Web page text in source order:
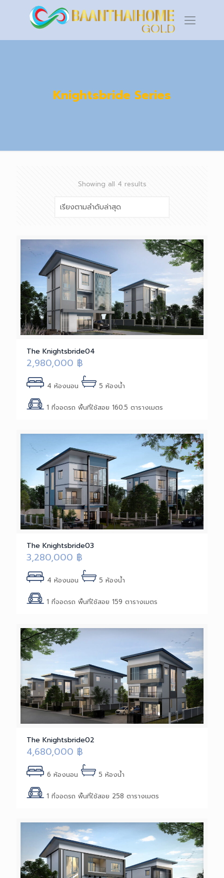
Knightsbride Series
Showing all 4 resultsSorted
The Knightsbride04
2,980,000 ฿
4 ห้องนอน 5 ห้องน้ำ
1 ที่จอดรถ พื้นที่ใช้สอย 160.5 ตารางเมตร
The Knightsbride03
3,280,000 ฿
4 ห้องนอน 5 ห้องน้ำ
1 ที่จอดรถ พื้นที่ใช้สอย 159 ตารางเมตร
The Knightsbride02
4,680,000 ฿
6 ห้องนอน 5 ห้องน้ำ
1 ที่จอดรถ พื้นที่ใช้สอย 258 ตารางเมตร